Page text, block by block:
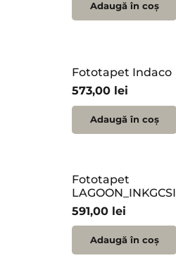
Adaugă în coș
Fototapet Indaco
573,00 lei
Adaugă în coș
Fototapet
LAGOON_INKGCSI
591,00 lei
Adaugă în coș